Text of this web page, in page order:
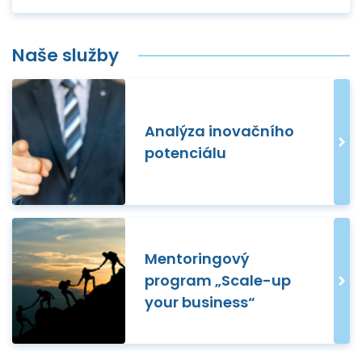
Naše služby
Analýza inovačního
potenciálu
Mentoringový
program „Scale-up
your business“